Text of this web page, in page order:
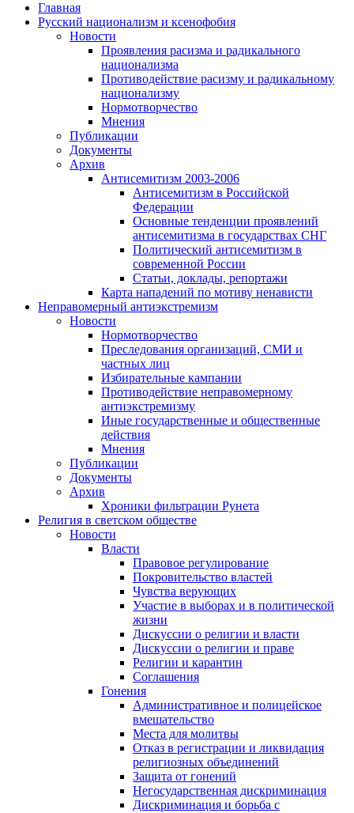
Главная
Русский национализм и ксенофобия
Новости
Проявления расизма и радикального
национализма
Противодействие расизму и радикальному
национализму
Нормотворчество
Мнения
Публикации
Документы
Архив
Антисемитизм 2003-2006
Антисемитизм в Российской
Федерации
Основные тенденции проявлений
антисемитизма в государствах СНГ
Политический антисемитизм в
современной России
Статьи, доклады, репортажи
Карта нападений по мотиву ненависти
Неправомерный антиэкстремизм
Новости
Нормотворчество
Преследования организаций, СМИ и
частных лиц
Избирательные кампании
Противодействие неправомерному
антиэкстремизму
Иные государственные и общественные
действия
Мнения
Публикации
Документы
Архив
Хроники фильтрации Рунета
Религия в светском обществе
Новости
Власти
Правовое регулирование
Покровительство властей
Чувства верующих
Участие в выборах и в политической
жизни
Дискуссии о религии и власти
Дискуссии о религии и праве
Религии и карантин
Соглашения
Гонения
Административное и полицейское
вмешательство
Места для молитвы
Отказ в регистрации и ликвидация
религиозных объединений
Защита от гонений
Негосударственная дискриминация
Дискриминация и борьба с